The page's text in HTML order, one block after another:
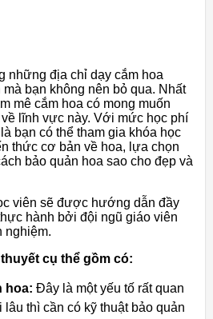
những địa chỉ dạy cắm hoa
bạn không nên bỏ qua. Nhất
mê cắm hoa có mong muốn
lĩnh vực này. Với mức học phí
bạn có thể tham gia khóa học
thức cơ bản về hoa, lựa chọn
bảo quản hoa sao cho đẹp và
viên sẽ được hướng dẫn đầy
hành bởi đội ngũ giáo viên
nghiệm.
cụ thể gồm có:
hoa: Đây là một yếu tố rất quan
thì cần có kỹ thuật bảo quản